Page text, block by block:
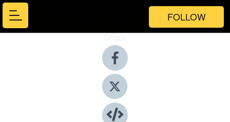
FOLLOW
Share